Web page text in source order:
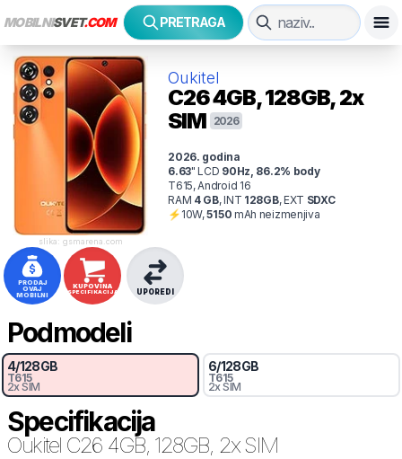
MOBILNISVET.COM PRETRAGA
slika: gsmarena.com
Oukitel
C264GB, 128GB, 2x
SIM
2026
2026. godina
6.63" LCD 90Hz 86.2% body
T615, Android 16
RAM 4GB,INT 128GB,EXT SDXC
⚡ 10W,5150 mAh neizmenjiva
PRODAJ
OVAJ
MOBILNI
KUPOVINA
SPECIFIKACIJA UPOREDI
Podmodeli
4/128GB
T615
2x SIM
6/128GB
T615
2x SIM
Specifikacija
Oukitel C26 4GB, 128GB, 2x SIM